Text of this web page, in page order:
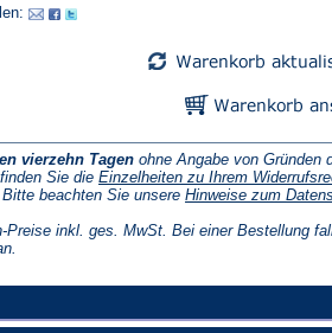
vierzehn Tagen ohne Angabe von Gründen
Sie die Einzelheiten zu Ihrem
beachten Sie unsere Hinweise zum
Preise inkl. ges. MwSt. Bei einer Bestellung